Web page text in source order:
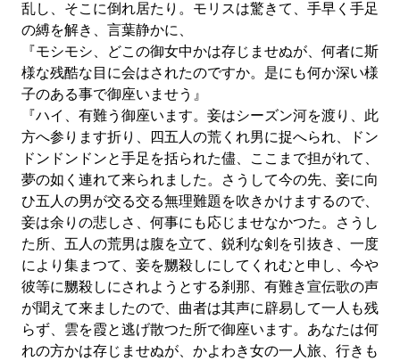
乱し、そこに倒れ居たり。モリスは驚きて、手早く手足
の縛を解き、言葉静かに、
『モシモシ、どこの御女中かは存じませぬが、何者に斯
様な残酷な目に会はされたのですか。是にも何か深い様
子のある事で御座いませう』
『ハイ、有難う御座います。妾はシーズン河を渡り、此
方へ参ります折り、四五人の荒くれ男に捉へられ、ドン
ドンドンドンと手足を括られた儘、ここまで担がれて、
夢の如く連れて来られました。さうして今の先、妾に向
ひ五人の男が交る交る無理難題を吹きかけまするので、
妾は余りの悲しさ、何事にも応じませなかつた。さうし
た所、五人の荒男は腹を立て、鋭利な剣を引抜き、一度
により集まつて、妾を嬲殺しにしてくれむと申し、今や
彼等に嬲殺しにされようとする刹那、有難き宣伝歌の声
が聞えて来ましたので、曲者は其声に辟易して一人も残
らず、雲を霞と逃げ散つた所で御座います。あなたは何
れの方かは存じませぬが、かよわき女の一人旅、行きも